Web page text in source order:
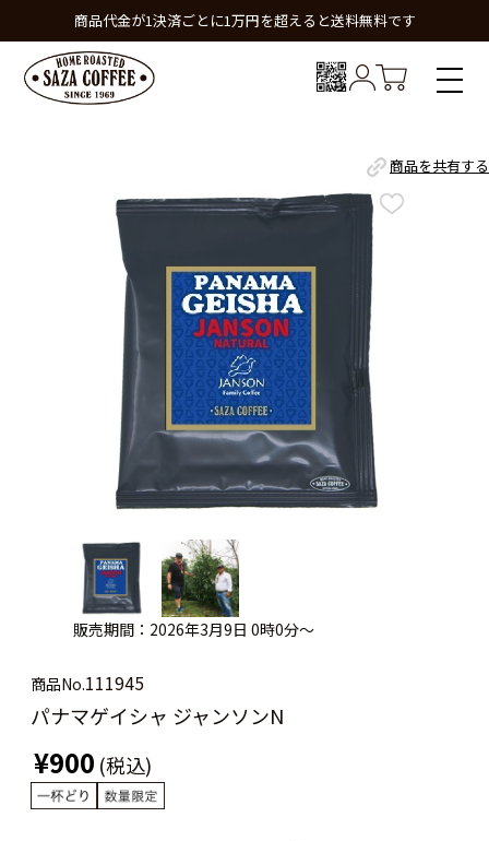
商品代金が1決済ごとに1万円を超えると送料無料です
商品を共有する
販売期間：2026年3月9日 0時0分～
商品No.111945
パナマゲイシャ ジャンソンN
¥900 (税込)